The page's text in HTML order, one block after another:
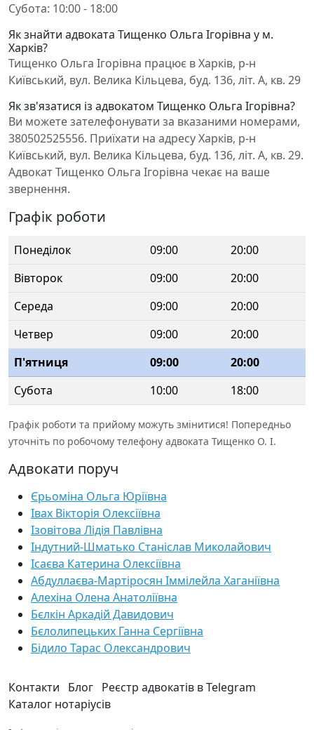
Субота: 10:00 - 18:00
Як знайти адвоката Тищенко Ольга Ігорівна у м.
Харків?
Тищенко Ольга Ігорівна працює в Харків, р-н
Київський, вул. Велика Кільцева, буд. 136, літ. А, кв. 29
Як зв'язатися із адвокатом Тищенко Ольга Ігорівна?
Ви можете зателефонувати за вказаними номерами,
380502525556. Приїхати на адресу Харків, р-н
Київський, вул. Велика Кільцева, буд. 136, літ. А, кв. 29.
Адвокат Тищенко Ольга Ігорівна чекає на ваше
звернення.
Графік роботи
Понеділок 09:00
20:00
Вівторок
09:00
20:00
Середа
09:00
20:00
Четвер
09:00
20:00
П'ятниця
09:00
20:00
Субота
10:00 18:00
Графік роботи та прийому можуть змінитися! Попередньо
уточніть по робочому телефону адвоката Тищенко О. І.
Адвокати поруч
Єрьоміна Ольга Юріївна
Івах Вікторія Олексіївна
Ізовітова Лідія Павлівна
Індутний-Шматько Станіслав Миколайович
Ісаєва Катерина Олексіївна
Абдуллаєва-Мартіросян Іммілейла Хаганіївна
Алехіна Олена Анатоліївна
Бєлкін Аркадій Давидович
Бєлолипецьких Ганна Сергіївна
Бідило Тарас Олександрович
Контакти Блог Реєстр адвокатів в Telegram
Каталог нотаріусів